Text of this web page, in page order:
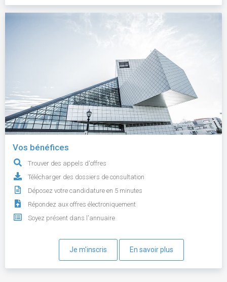
Vos bénéfices
Trouver des appels d'offres
Télécharger des dossiers de consultation
Déposez votre candidature en 5 minutes
Répondez aux offres électroniquement
Soyez présent dans l'annuaire
Je m'inscris En savoir plus